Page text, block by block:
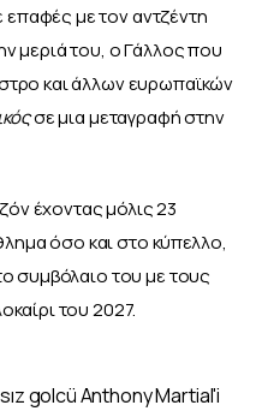
επαφές με τον αντζέντη
μεριά του, ο Γάλλος που
και άλλων ευρωπαϊκών
σε μια μεταγραφή στην
έχοντας μόλις 23
όσο και στο κύπελλο,
συμβόλαιο του με τους
του 2027.
golcü Anthony Martial'i